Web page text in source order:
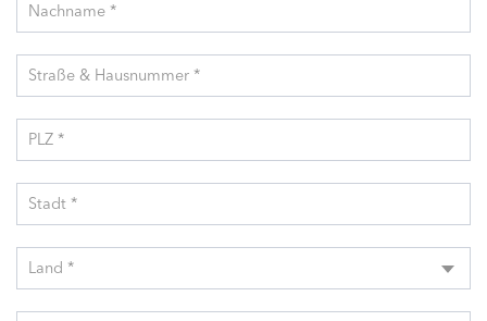
Nachname *
Straße & Hausnummer *
PLZ *
Stadt *
Land *